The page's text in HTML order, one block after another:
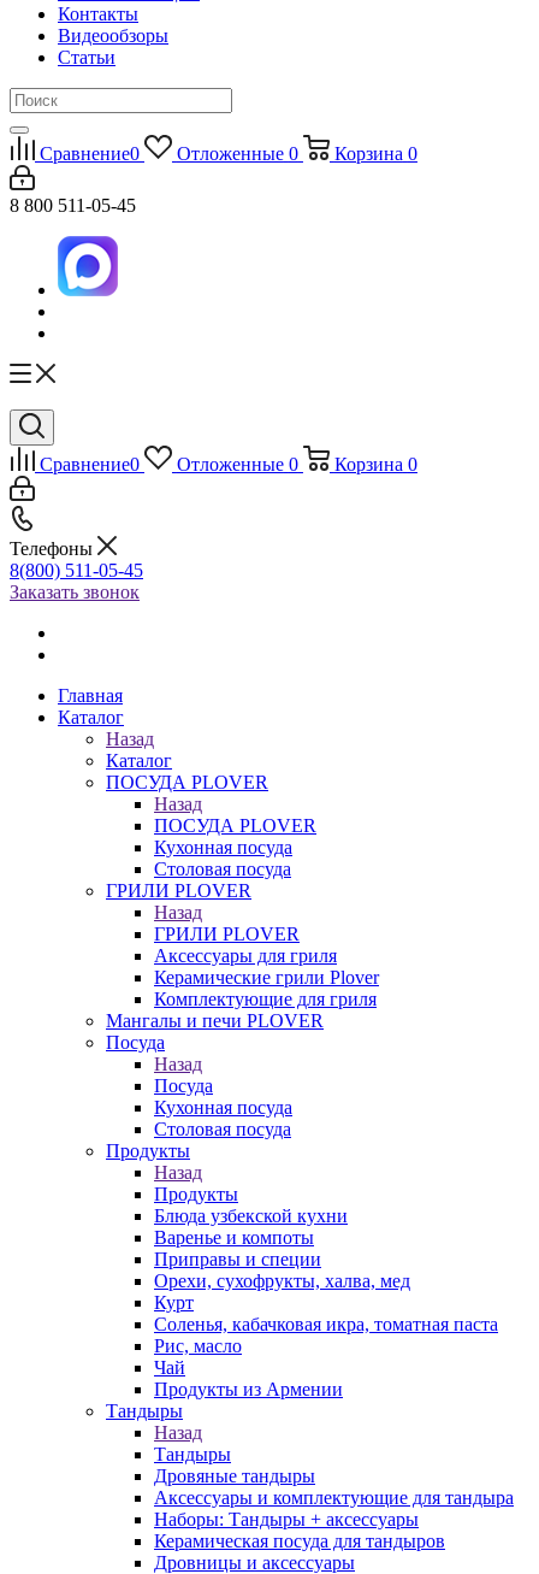
Контакты
Видеообзоры
Статьи
Сравнение0 Отложенные 0 Корзина 0
8 800 511-05-45
Сравнение0 Отложенные 0 Корзина 0
Телефоны
8(800) 511-05-45
Заказать звонок
Главная
Каталог
Назад
Каталог
ПОСУДА PLOVER
Назад
ПОСУДА PLOVER
Кухонная посуда
Столовая посуда
ГРИЛИ PLOVER
Назад
ГРИЛИ PLOVER
Аксессуары для гриля
Керамические грили Plover
Комплектующие для гриля
Мангалы и печи PLOVER
Посуда
Назад
Посуда
Кухонная посуда
Столовая посуда
Продукты
Назад
Продукты
Блюда узбекской кухни
Варенье и компоты
Приправы и специи
Орехи, сухофрукты, халва, мед
Курт
Соленья, кабачковая икра, томатная паста
Рис, масло
Чай
Продукты из Армении
Тандыры
Назад
Тандыры
Дровяные тандыры
Аксессуары и комплектующие для тандыра
Наборы: Тандыры + аксессуары
Керамическая посуда для тандыров
Дровницы и аксессуары